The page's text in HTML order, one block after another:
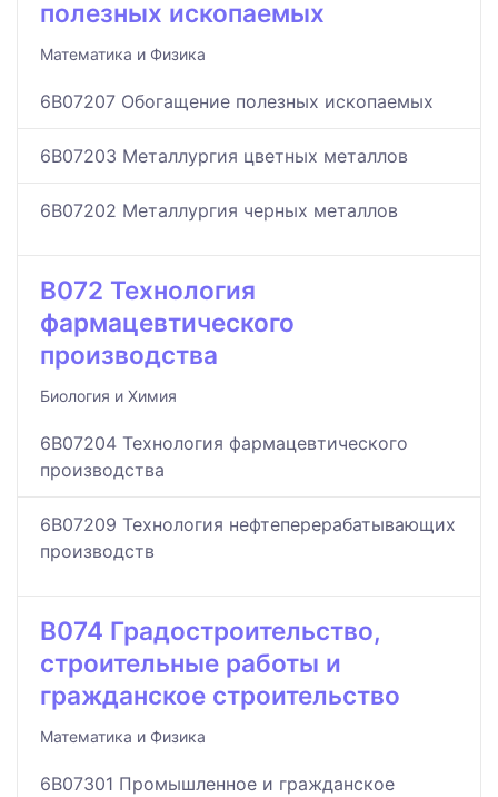
полезных ископаемых
Математика и Физика
6B07207 Обогащение полезных ископаемых
6B07203 Металлургия цветных металлов
6B07202 Металлургия черных металлов
B072 Технология
фармацевтического
производства
Биология и Химия
6B07204 Технология фармацевтического
производства
6B07209 Технология нефтеперерабатывающих
производств
B074 Градостроительство,
строительные работы и
гражданское строительство
Математика и Физика
6B07301 Промышленное и гражданское